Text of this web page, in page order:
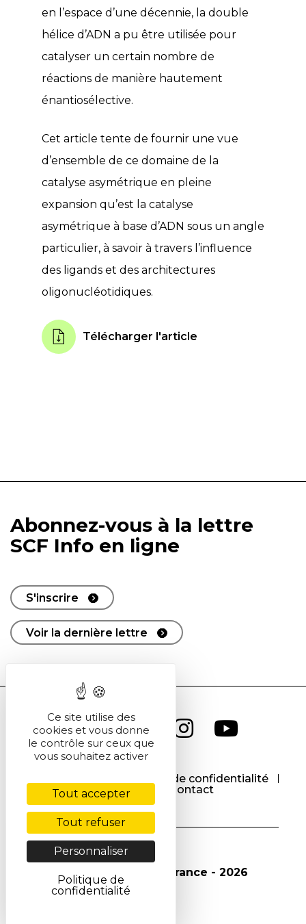
en l’espace d’une décennie, la double
hélice d’ADN a pu être utilisée pour
catalyser un certain nombre de
réactions de manière hautement
énantiosélective.
Cet article tente de fournir une vue
d’ensemble de ce domaine de la
catalyse asymétrique en pleine
expansion qu’est la catalyse
asymétrique à base d’ADN sous un angle
particulier, à savoir à travers l’influence
des ligands et des architectures
oligonucléotidiques.
Télécharger l'article
Abonnez-vous à la lettre
SCF Info en ligne
S'inscrire
Voir la dernière lettre
Politique de confidentialité
Cookies
Contact
© Société Chimique de France - 2026
Ce site utilise des
cookies et vous donne
le contrôle sur ceux que
vous souhaitez activer
Tout accepter
Tout refuser
Personnaliser
Politique de
confidentialité